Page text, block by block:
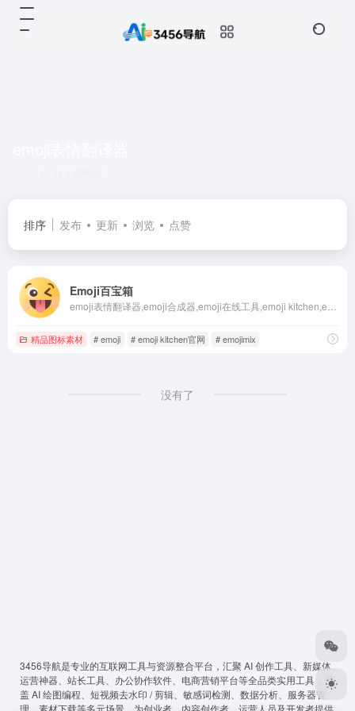
排序 发布 更新 浏览 点赞
Emoji百宝箱
精品图标素材 # emoji # emoji kitchen官网 # emojimix
没有了
3456导航是专业的互联网工具与资源整合平台，汇聚 AI 创作工具、新媒体
运营神器、站长工具、办公协作软件、电商营销平台等全品类实用工具，覆
盖 AI 绘图编程、短视频去水印 / 剪辑、敏感词检测、数据分析、服务器管
理、素材下载等多元场景，为创业者、内容创作者、运营人员及开发者提供